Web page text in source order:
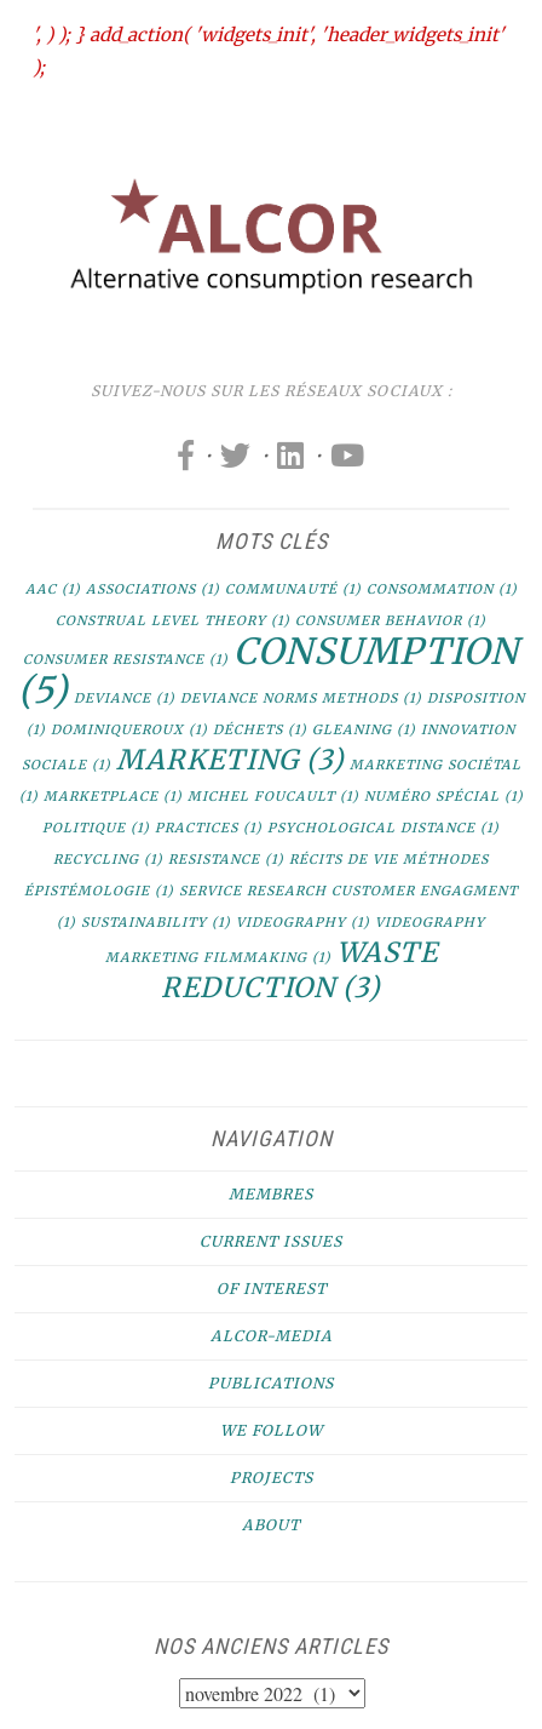
', ) ); } add_action( 'widgets_init', 'header_widgets_init'
);
SUIVEZ-NOUS SUR LES RÉSEAUX SOCIAUX :
· · ·
MOTS CLÉS
AAC(1) ASSOCIATIONS(1) COMMUNAUTÉ(1) CONSOMMATION(1)
CONSTRUAL LEVEL THEORY(1) CONSUMER BEHAVIOR (1)
CONSUMER RESISTANCE (1)
CONSUMPTION
(5) DEVIANCE(1) DEVIANCE NORMS METHODS(1) DISPOSITION
(1) DOMINIQUEROUX(1) DÉCHETS(1) GLEANING (1) INNOVATION
SOCIALE(1) MARKETING(3) MARKETING SOCIÉTAL
(1) MARKETPLACE(1) MICHEL FOUCAULT(1) NUMÉRO SPÉCIAL (1)
POLITIQUE (1) PRACTICES(1) PSYCHOLOGICAL DISTANCE (1)
RECYCLING (1) RESISTANCE (1) RÉCITS DE VIE MÉTHODES
ÉPISTÉMOLOGIE (1) SERVICE RESEARCH CUSTOMER ENGAGMENT
(1) SUSTAINABILITY(1) VIDEOGRAPHY(1) VIDEOGRAPHY
MARKETING FILMMAKING(1)
WASTE
REDUCTION(3)
NAVIGATION
MEMBRES
CURRENT ISSUES
OF INTEREST
ALCOR-MEDIA
PUBLICATIONS
WE FOLLOW
PROJECTS
ABOUT
NOS ANCIENS ARTICLES
NOS